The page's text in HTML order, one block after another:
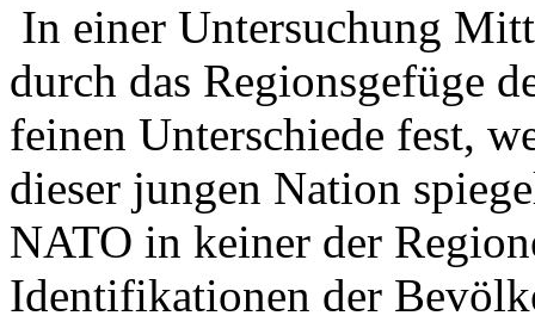
In einer Untersuchung
durch das Regionsgefüge
feinen Unterschiede fest,
dieser jungen Nation
NATO in keiner der
Identifikationen der